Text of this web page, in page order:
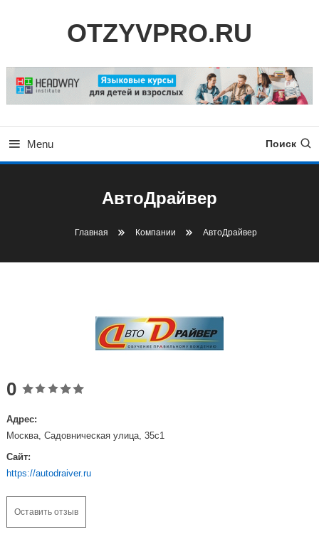
OTZYVPRO.RU
Menu Поиск
АвтоДрайвер
Главная Компании АвтоДрайвер
0
Адрес:
Москва, Садовническая улица, 35с1
Сайт:
https://autodraiver.ru
Оставить отзыв